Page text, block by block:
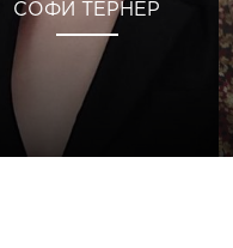
СОФИ ТЕРНЕР